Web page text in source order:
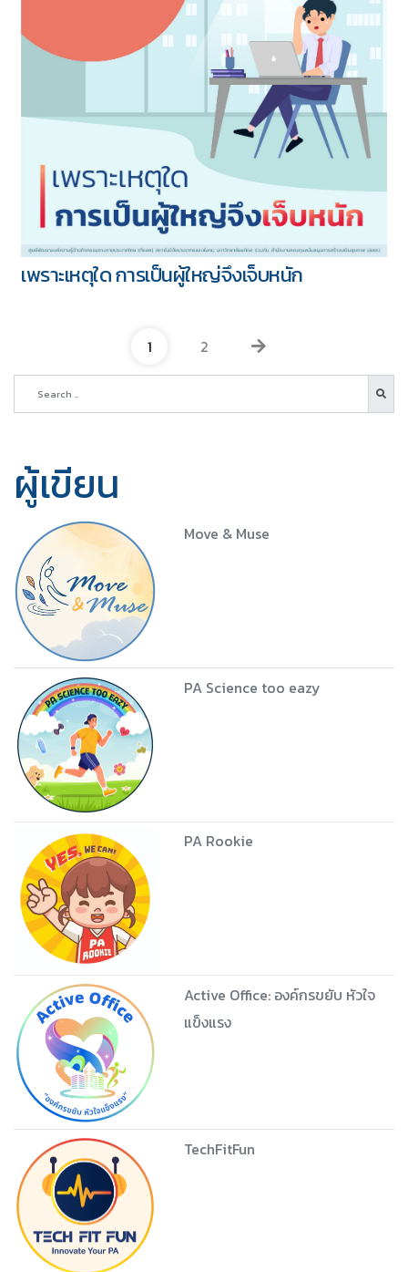
เพราะเหตุใด การเป็นผู้ใหญ่จึงเจ็บหนัก
1 2
ผู้เขียน
Move & Muse
PA Science too eazy
PA Rookie
Active Office: องค์กรขยับ หัวใจ
แข็งแรง
TechFitFun